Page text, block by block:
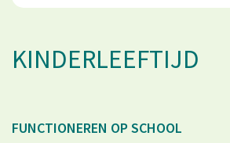
KINDERLEEFTIJD
FUNCTIONEREN OP SCHOOL